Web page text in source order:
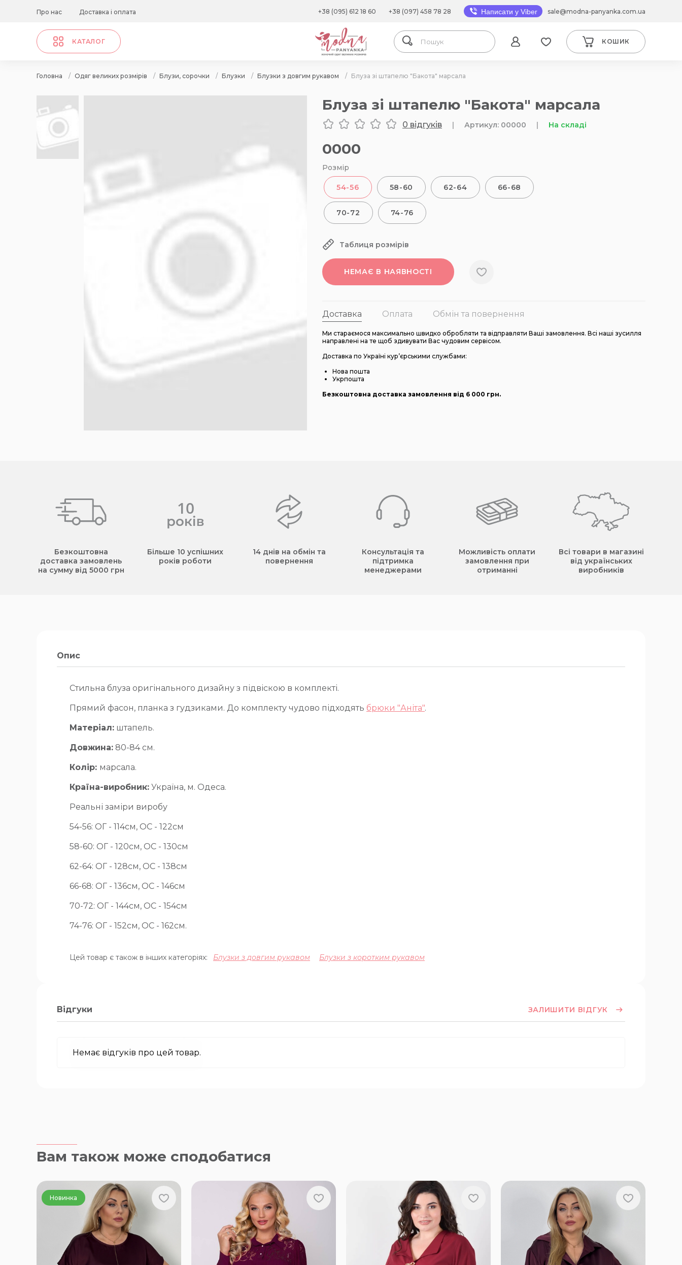
Про нас Доставка і оплата +38 (095) 612 18 60 +38 (097) 458 78 28 Написати у Viber sale@modna-panyanka.com.ua
КАТАЛОГ КОШИК
Головна / Одяг великих розмірів / Блузи, сорочки / Блузки / Блузки з довгим рукавом / Блуза зі штапелю "Бакота" марсала
Блуза зі штапелю "Бакота" марсала
0 відгуків | Артикул: 00000 | На складі
0000
Розмір
54-56 58-60 62-64 66-68
70-72 74-76
Таблиця розмірів
НЕМАЄ В НАЯВНОСТІ
Доставка Оплата Обмін та повернення
Ми стараємося максимально швидко обробляти та відправляти Ваші замовлення. Всі наші зусилля
направлені на те щоб здивувати Вас чудовим сервісом.
Доставка по Україні кур’єрськими службами:
Нова пошта
Укрпошта
Безкоштовна доставка замовлення від 6 000 грн.
Безкоштовна
доставка замовлень
на сумму від 5000 грн
Більше 10 успішних
років роботи
14 днів на обмін та
повернення
Консультація та
підтримка
менеджерами
Можливість оплати
замовлення при
отриманні
Всі товари в магазині
від українських
виробників
Опис
Стильна блуза оригінального дизайну з підвіскою в комплекті.
Прямий фасон, планка з гудзиками. До комплекту чудово підходять брюки "Аніта".
Матеріал: штапель.
Довжина: 80-84 см.
Колір: марсала.
Країна-виробник: Україна, м. Одеса.
Реальні заміри виробу
54-56: ОГ - 114см, ОС - 122см
58-60: ОГ - 120см, ОС - 130см
62-64: ОГ - 128см, ОС - 138см
66-68: ОГ - 136см, ОС - 146см
70-72: ОГ - 144см, ОС - 154см
74-76: ОГ - 152см, ОС - 162см.
Цей товар є також в інших категоріях: Блузки з довгим рукавом Блузки з коротким рукавом
Відгуки ЗАЛИШИТИ ВІДГУК
Немає відгуків про цей товар.
Вам також може сподобатися
Новинка